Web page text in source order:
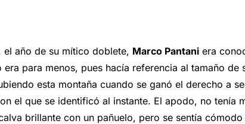
el año de su mítico doblete, Marco Pantani era
para menos, pues hacía referencia al tamaño de
esta montaña cuando se ganó el derecho a
el que se identificó al instante. El apodo, no tenía
brillante con un pañuelo, pero se sentía